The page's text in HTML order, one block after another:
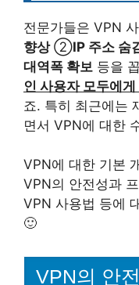
전문가들은 VPN
향상②IP 주소 숨
대역폭 확보 등을
인 사용자 모두에
죠. 특히 최근에는
면서 VPN에 대한
VPN에 대한 기본
VPN의 안전성과
VPN 사용법 등에
🙂
VPN의 안